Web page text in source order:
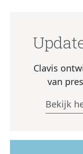
Clavis
van
Bekijk